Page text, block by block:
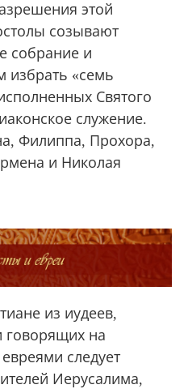
этой
созывают
собрание и
избрать «семь
Святого
служение.
Филиппа, Прохора,
и Николая
из иудеев,
говорящих на
следует
Иерусалима,